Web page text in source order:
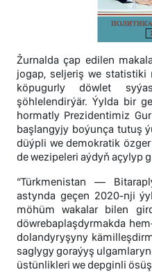
Žurnalda çap edilen
jogap, seljeriş we
köpugurly döwlet
şöhlelendirýär. Ýylda bir
hormatly Prezidentimiz
başlangyjy boýunça tutuş
düýpli we demokratik
de wezipeleri aýdyň açylyp
“Türkmenistan —
astynda geçen 2020-nji
möhüm wakalar bilen
döwrebaplaşdyrmakda
dolandyryşyny
saglygy goraýyş
üstünlikleri we depginli